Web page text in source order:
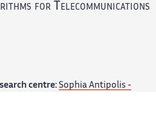
for Telecommunications
centre: Sophia Antipolis -